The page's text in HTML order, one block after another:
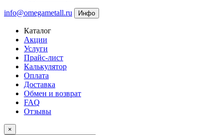
info@omegametall.ru Инфо
Каталог
Акции
Услуги
Прайс-лист
Калькулятор
Оплата
Доставка
Обмен и возврат
FAQ
Отзывы
×